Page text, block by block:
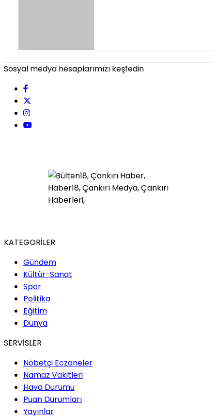
Sosyal medya hesaplarımızı keşfedin
KATEGORİLER
Gündem
Kültür-Sanat
Spor
Politika
Eğitim
Dünya
SERVİSLER
Nöbetçi Eczaneler
Namaz Vakitleri
Hava Durumu
Puan Durumları
Yayınlar